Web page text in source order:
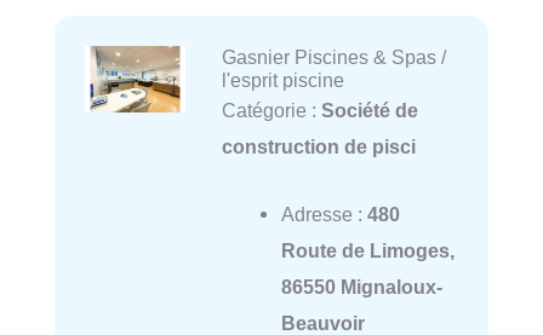
Gasnier Piscines & Spas /
l'esprit piscine
Catégorie : Société de
construction de pisci
Adresse : 480
Route de Limoges,
86550 Mignaloux-
Beauvoir